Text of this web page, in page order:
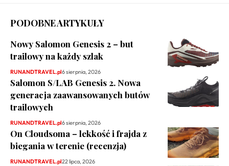
PODOBNE ARTYKUŁY
Nowy Salomon Genesis 2 – but
trailowy na każdy szlak
RUNANDTRAVEL.pl6 sierpnia, 2026
Salomon S/LAB Genesis 2. Nowa
generacja zaawansowanych butów
trailowych
RUNANDTRAVEL.pl6 sierpnia, 2026
On Cloudsoma – lekkość i frajda z
biegania w terenie (recenzja)
RUNANDTRAVEL.pl22 lipca, 2026